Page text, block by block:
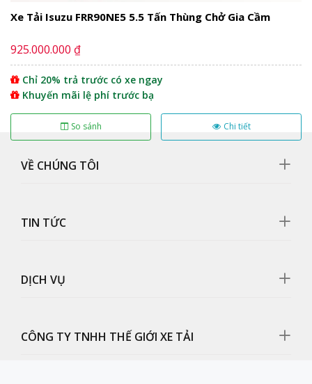
Bậc lên xuống xe tải Kamaz 15 tấn gắn cẩu bằng sắt
Xe Tải Isuzu FRR90NE5 5.5 Tấn Thùng Chở Gia Cầm
925.000.000 ₫
Chỉ 20% trả trước có xe ngay
Khuyến mãi lệ phí trước bạ
So sánh Chi tiết
VỀ CHÚNG TÔI
TIN TỨC
DỊCH VỤ
CÔNG TY TNHH THẾ GIỚI XE TẢI